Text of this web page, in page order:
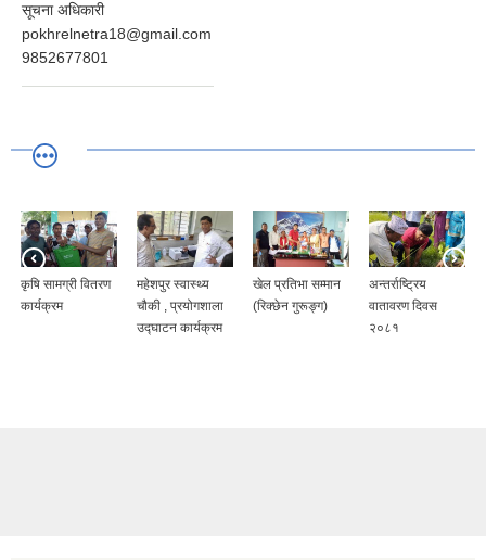
सूचना अधिकारी
pokhrelnetra18@gmail.com
9852677801
महेशपुर स्वास्थ्य
चौकी , प्रयोगशाला
खेल प्रतिभा सम्मान
(रिक्छेन गुरूङ्ग)
अन्तर्राष्ट्रिय
वातावरण दिवस
नगर बाल भेला
२०८१